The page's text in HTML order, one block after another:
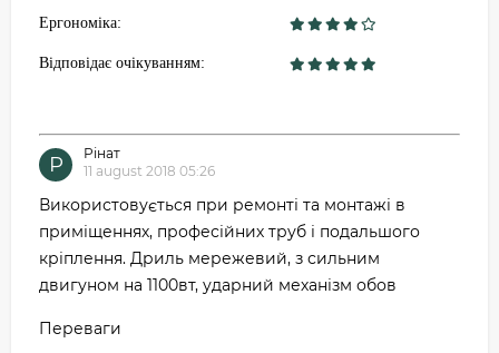
Ергономіка:
Відповідає очікуванням:
Р
Рінат
11 august 2018 05:26
Використовується при ремонті та монтажі в
приміщеннях, професійних труб і подальшого
кріплення. Дриль мережевий, з сильним
двигуном на 1100вт, ударний механізм обов
Переваги